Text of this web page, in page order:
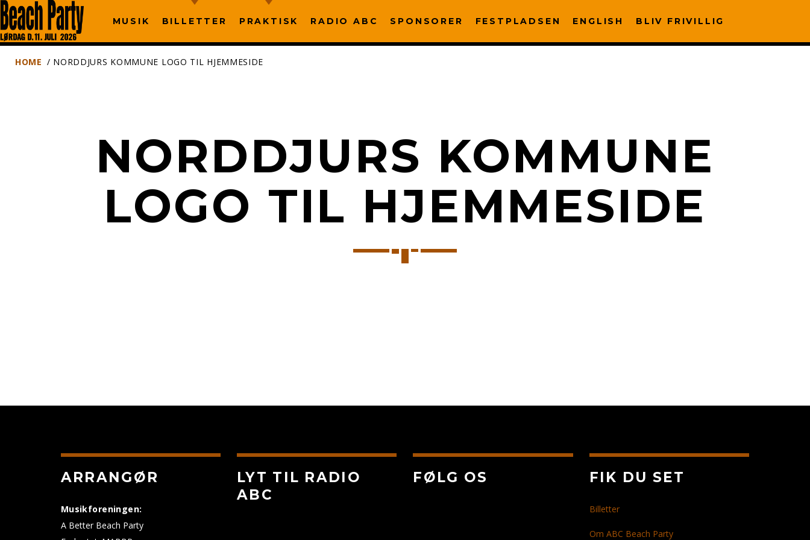
MUSIK BILLETTER PRAKTISK RADIO ABC SPONSORER FESTPLADSEN ENGLISH BLIV FRIVILLIG
HOME / NORDDJURS KOMMUNE LOGO TIL HJEMMESIDE
NORDDJURS KOMMUNE
LOGO TIL HJEMMESIDE
ARRANGØR
Musikforeningen:
A Better Beach Party
LYT TIL RADIO
ABC
FØLG OS FIK DU SET
Billetter
Om ABC Beach Party